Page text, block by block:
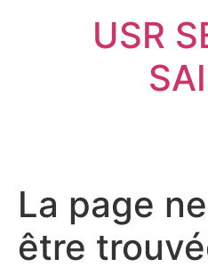
USR
La page
être